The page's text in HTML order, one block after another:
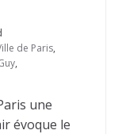
de Paris,
,
une
évoque le